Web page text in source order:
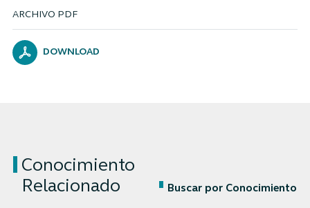
ARCHIVO PDF
DOWNLOAD
Conocimiento
Relacionado
Buscar por Conocimiento